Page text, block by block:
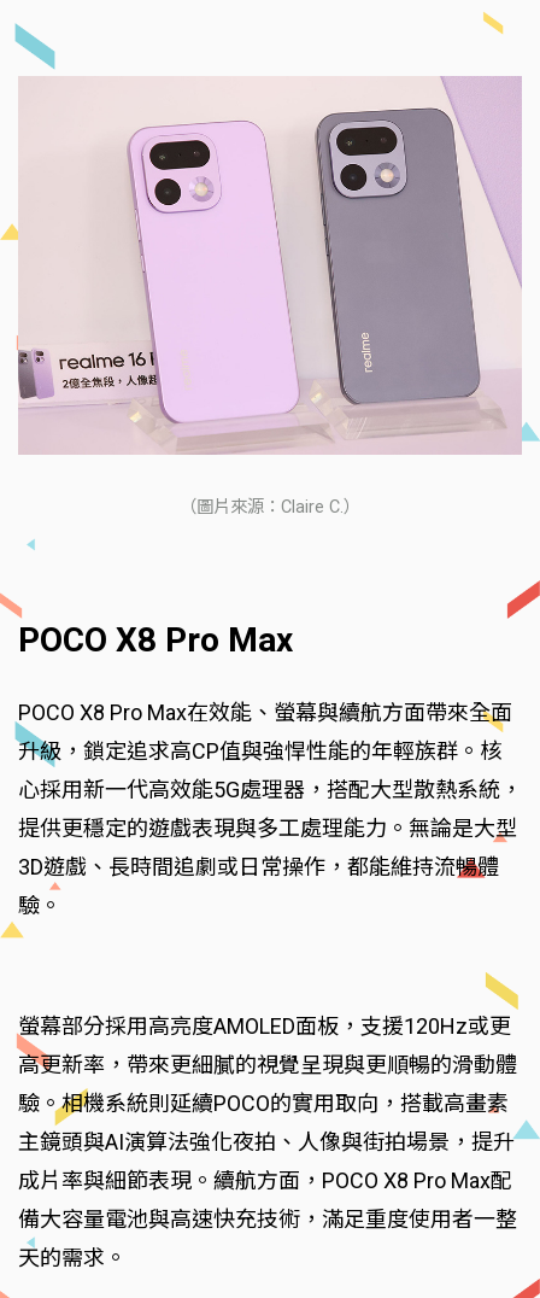
（圖片來源：Claire C.）
POCO X8 Pro Max
POCO X8 Pro Max在效能、螢幕與續航方面帶來全面
升級，鎖定追求高CP值與強悍性能的年輕族群。核
心採用新一代高效能5G處理器，搭配大型散熱系統，
提供更穩定的遊戲表現與多工處理能力。無論是大型
3D遊戲、長時間追劇或日常操作，都能維持流暢體
驗。
螢幕部分採用高亮度AMOLED面板，支援120Hz或更
高更新率，帶來更細膩的視覺呈現與更順暢的滑動體
驗。相機系統則延續POCO的實用取向，搭載高畫素
主鏡頭與AI演算法強化夜拍、人像與街拍場景，提升
成片率與細節表現。續航方面，POCO X8 Pro Max配
備大容量電池與高速快充技術，滿足重度使用者一整
天的需求。